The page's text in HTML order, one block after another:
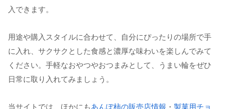
入できます。
用途や購入スタイルに合わせて、自分にぴったりの場所で手
に入れ、サクサクとした食感と濃厚な味わいを楽しんでみて
ください。手軽なおやつやおつまみとして、うまい輪をぜひ
日常に取り入れてみましょう。
当サイトでは、ほかにもあんぽ柿の販売店情報 ・ 製菓用チョ